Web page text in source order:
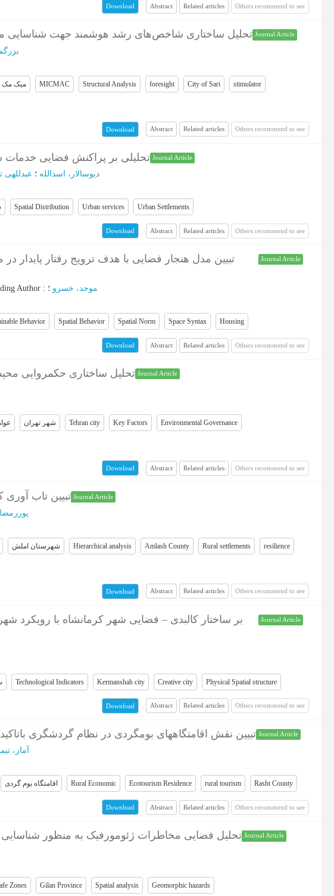
Download Abstract Related articles Others recommend to see
تحلیل ساختاری شاخص‌های رشد هوشمند جهت شناسایی Journal Article
میک مک MICMAC Structural Analysis foresight City of Sari stimulator
Download Abstract Related articles Others recommend to see
تحلیلی بر پراکنش فضایی Journal Article
دیوسالار، اسدالله ؛ عبدللهی
Spatial Distribution Urban services Urban Settlements
Download Abstract Related articles Others recommend to see
تبیین مدل هنجار فضایی با هدف ترویج رفتار
Journal Article
Author : موحد، خسرو ؛
Behavior Spatial Behavior Spatial Norm Space Syntax Housing
Download Abstract Related articles Others recommend to see
تحلیل ساختاری حکمروایی Journal Article
شهر تهران Tehran city Key Factors Environmental Governance
Download Abstract Related articles Others recommend to see
تبیین تاب Journal Article
شهرستان املش Hierarchical analysis Amlash County Rural settlements resilience
Download Abstract Related articles Others recommend to see
Journal Article
Technological Indicators Kermanshah city Creative city Physical Spatial structure
Download Abstract Related articles Others recommend to see
تبیین نقش اقامتگاههای بومگردی در نظام گردشگری Journal Article
آمار،
اقامتگاه بوم گردی Rural Economic Ecotourism Residence rural tourism Rasht County
Download Abstract Related articles Others recommend to see
تحلیل فضایی مخاطرات ژئومورفیک به منظور Journal Article
Zones Gilan Province Spatial analysis Geomorphic hazards